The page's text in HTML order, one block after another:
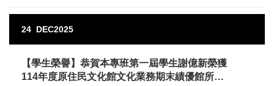
24 DEC2025
【學生榮譽】恭賀本專班第一屆學生謝億新榮獲
114年度原住民文化館文化業務期末績優館所及